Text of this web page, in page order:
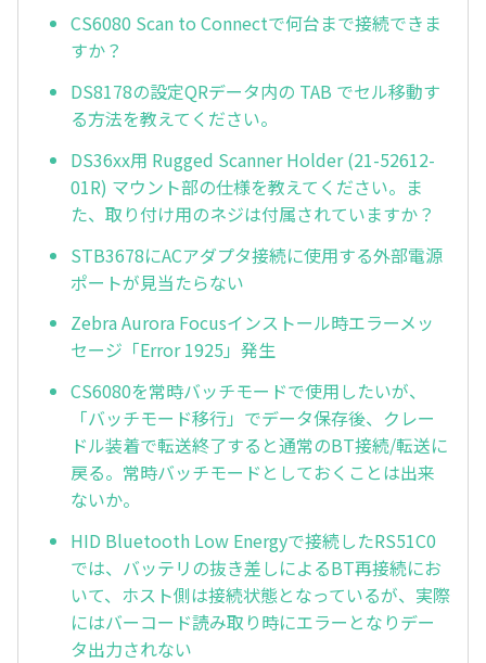
CS6080 Scan to Connectで何台まで接続できま
すか？
DS8178の設定QRデータ内の TAB でセル移動す
る方法を教えてください。
DS36xx用 Rugged Scanner Holder (21-52612-
01R) マウント部の仕様を教えてください。ま
た、取り付け用のネジは付属されていますか？
STB3678にACアダプタ接続に使用する外部電源
ポートが見当たらない
Zebra Aurora Focusインストール時エラーメッ
セージ「Error 1925」発生
CS6080を常時バッチモードで使用したいが、
「バッチモード移行」でデータ保存後、クレー
ドル装着で転送終了すると通常のBT接続/転送に
戻る。常時バッチモードとしておくことは出来
ないか。
HID Bluetooth Low Energyで接続したRS51C0
では、バッテリの抜き差しによるBT再接続にお
いて、ホスト側は接続状態となっているが、実際
にはバーコード読み取り時にエラーとなりデー
タ出力されない